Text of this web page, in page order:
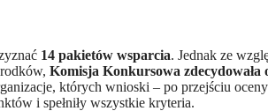
14 pakietów wsparcia. Jednak ze
Komisja Konkursowa
których wnioski – po przejściu
i spełniły wszystkie kryteria.